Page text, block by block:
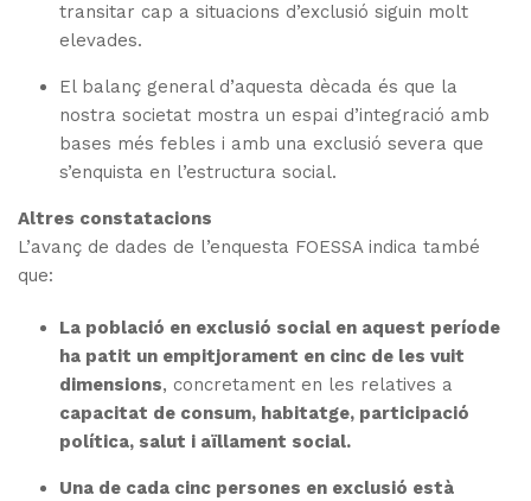
transitar cap a situacions d’exclusió siguin molt
elevades.
El balanç general d’aquesta dècada és que la
nostra societat mostra un espai d’integració amb
bases més febles i amb una exclusió severa que
s’enquista en l’estructura social.
Altres constatacions
L’avanç de dades de l’enquesta FOESSA indica també
que:
La població en exclusió social en aquest període
ha patit un empitjorament en cinc de les vuit
dimensions, concretament en les relatives a
capacitat de consum, habitatge, participació
política, salut i aïllament social.
Una de cada cinc persones en exclusió està